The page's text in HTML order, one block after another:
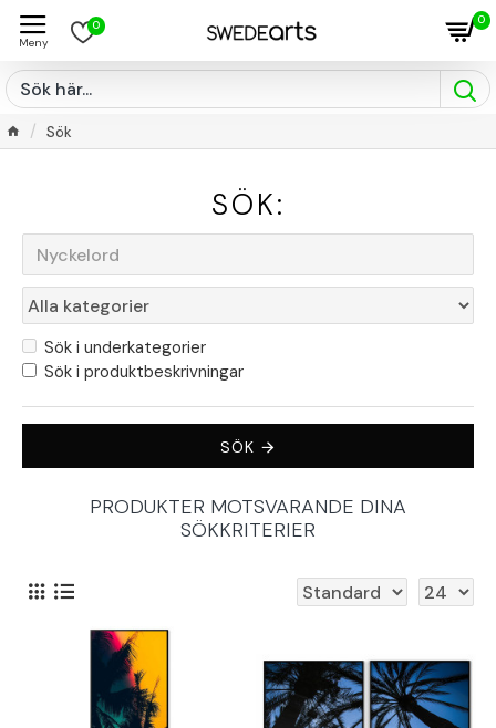
0 0
Sök
SÖK:
Sök i underkategorier
Sök i produktbeskrivningar
SÖK
PRODUKTER MOTSVARANDE DINA
SÖKKRITERIER